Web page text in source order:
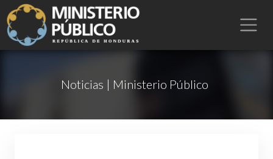
Noticias | Ministerio Público